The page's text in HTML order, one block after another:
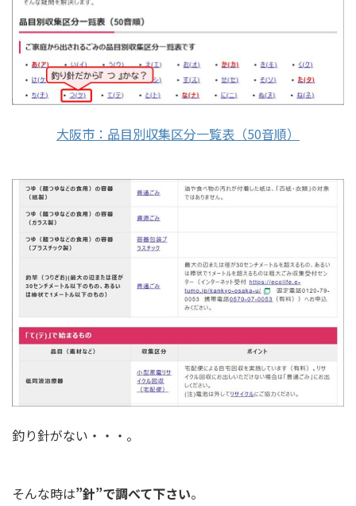
大阪市：品目別収集区分一覧表（50音順）
釣り針がない・・・。
そんな時は”針”で調べて下さい。